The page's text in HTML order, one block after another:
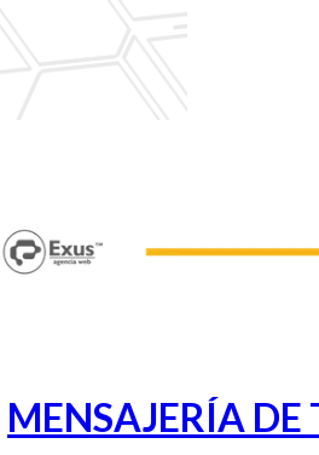
MENSAJERÍA DE